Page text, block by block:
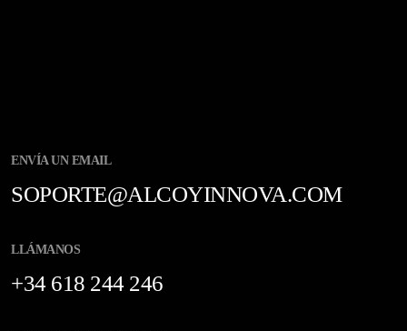
ENVÍA UN EMAIL
SOPORTE@ALCOYINNOVA.COM
LLÁMANOS
+34 618 244 246